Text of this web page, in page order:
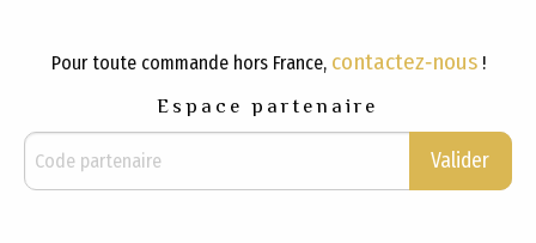
Pour toute commande hors France, contactez‑nous!
Espace partenaire
Valider